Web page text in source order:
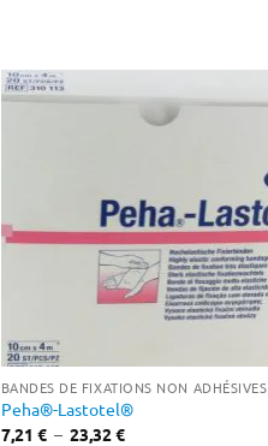
BANDES DE FIXATIONS NON ADHÉSIVES
Peha®-Lastotel®
7,21 € – 23,32 €Plage